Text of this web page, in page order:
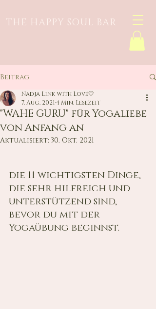
THE HAPPY SOUL BAR
Beitrag
"WAHE GURU" für Yogaliebe
von Anfang an
Nadja Link with Love🤍
7. Aug. 20214 Min. Lesezeit
Aktualisiert: 30. Okt. 2021
die 11 wichtigsten Dinge,
die sehr hilfreich und
unterstützend sind,
bevor du mit der
Yogaübung beginnst.